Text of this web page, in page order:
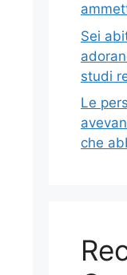
Sei
studi
Le
che